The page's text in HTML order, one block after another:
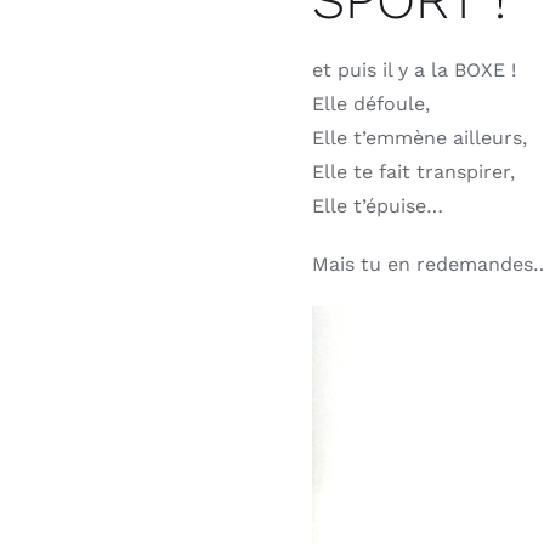
et puis il y a la BOXE !
Elle défoule,
Elle t’emmène ailleurs,
Elle te fait transpirer,
Elle t’épuise…
Mais tu en